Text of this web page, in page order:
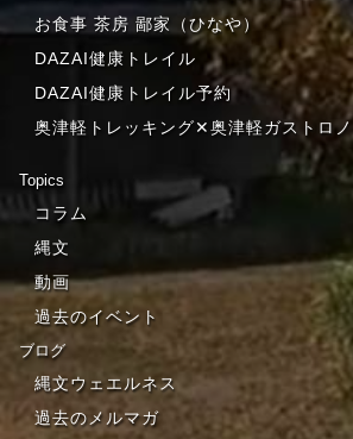
お食事 茶房 鄙家（ひなや）
DAZAI健康トレイル
DAZAI健康トレイル予約
奥津軽トレッキング✕奥津軽ガストロ
Topics
コラム
縄文
動画
過去のイベント
ブログ
縄文ウェエルネス
過去のメルマガ